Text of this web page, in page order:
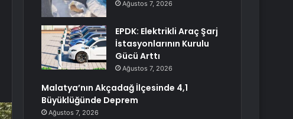
Ağustos 7, 2026
EPDK: Elektrikli Araç Şarj
İstasyonlarının Kurulu
Gücü Arttı
Ağustos 7, 2026
Malatya’nın Akçadağ İlçesinde 4,1
Büyüklüğünde Deprem
Ağustos 7, 2026